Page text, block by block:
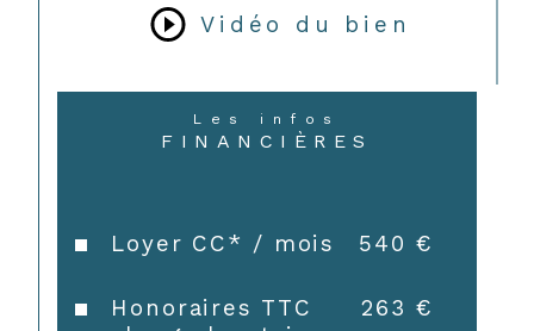
Vidéo du bien
Les infos
FINANCIÈRES
Loyer CC* / mois 540 €
Honoraires TTC
263 €